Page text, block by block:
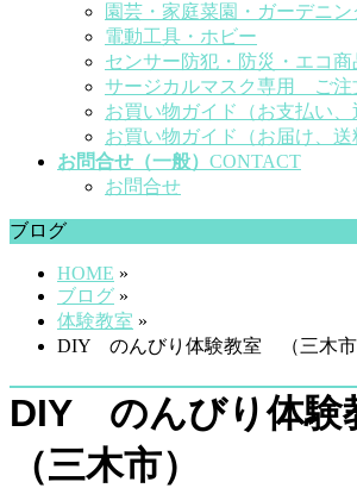
園芸・家庭菜園・ガーデニン
電動工具・ホビー
センサー防犯・防災・エコ商
サージカルマスク専用 ご注
お買い物ガイド（お支払い、
お買い物ガイド（お届け、送
お問合せ（一般） CONTACT
お問合せ
ブログ
HOME »
ブログ »
体験教室 »
DIY のんびり体験教室 （三木市
DIY のんびり体
（三木市）